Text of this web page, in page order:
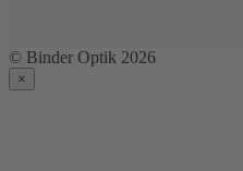
© Binder Optik 2026
×